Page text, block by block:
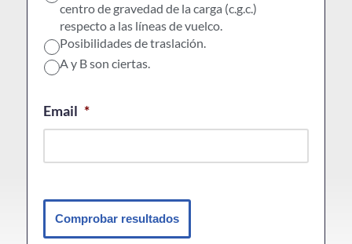
centro de gravedad de la carga (c.g.c.)
respecto a las líneas de vuelco.
Posibilidades de traslación.
A y B son ciertas.
Email *
Comprobar resultados